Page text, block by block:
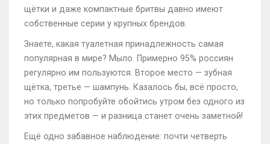
щётки и даже компактные бритвы давно имеют
собственные серии у крупных брендов.
Знаете, какая туалетная принадлежность самая
популярная в мире? Мыло. Примерно 95% россиян
регулярно им пользуются. Второе место — зубная
щётка, третье — шампунь. Казалось бы, всё просто,
но только попробуйте обойтись утром без одного из
этих предметов — и разница станет очень заметной!
Ещё одно забавное наблюдение: почти четверть